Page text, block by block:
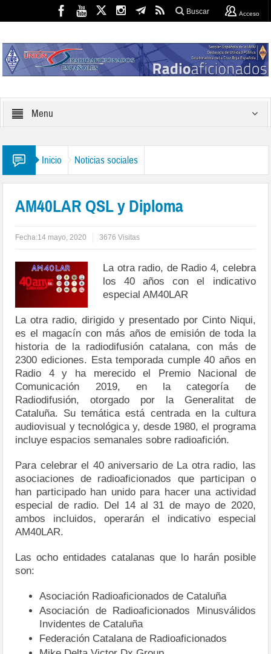
Buscar Acceso
Menu
Inicio Noticias sociales
AM40LAR QSL y Diploma
Fecha:14 mayo, 2020 3676 Visitas
La otra radio, de Radio 4, celebra
los 40 años con el indicativo
especial AM40LAR
La otra radio, dirigido y presentado por Cinto Niqui,
es el magacín con más años de emisión de toda la
historia de la radiodifusión catalana, con más de
2300 ediciones. Esta temporada cumple 40 años en
Radio 4 y ha merecido el Premio Nacional de
Comunicación 2019, en la categoría de
Radiodifusión, otorgado por la Generalitat de
Cataluña. Su temática está centrada en la cultura
audiovisual y tecnológica y, desde 1980, el programa
incluye espacios semanales sobre radioafición.
Para celebrar el 40 aniversario de La otra radio, las
asociaciones de radioaficionados que participan o
han participado han unido para hacer una actividad
especial de radio. Del 14 al 31 de mayo de 2020,
ambos incluidos, operarán el indicativo especial
AM40LAR.
Las ocho entidades catalanas que lo harán posible
son:
Asociación Radioaficionados de Cataluña
Asociación de Radioaficionados Minusválidos
Invidentes de Cataluña
Federación Catalana de Radioaficionados